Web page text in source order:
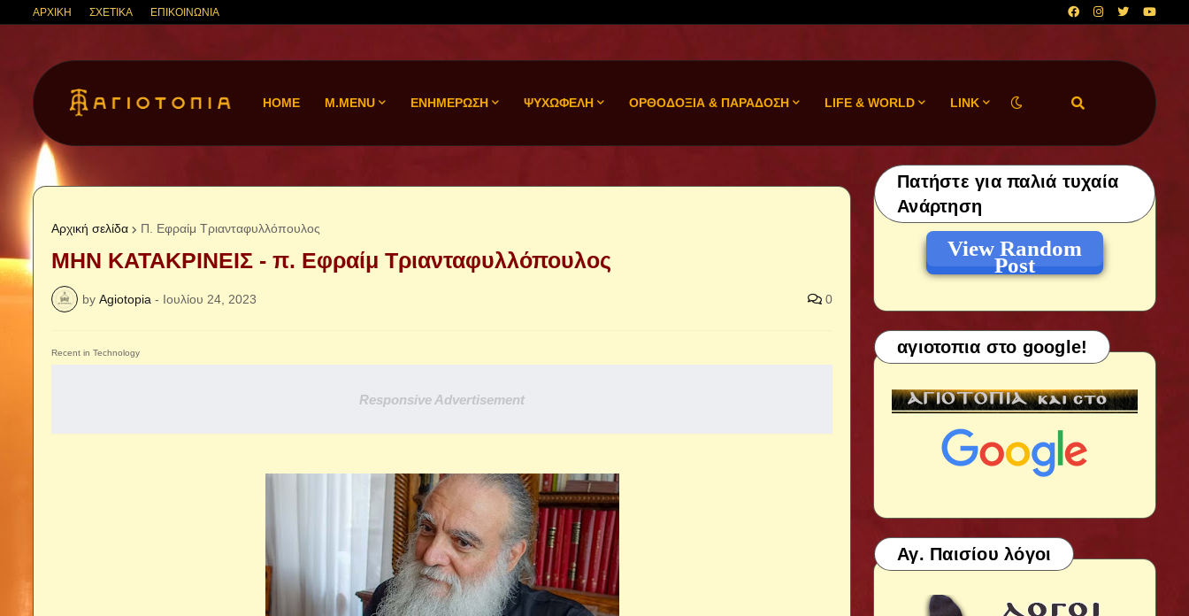
ΑΡΧΙΚΗ ΣΧΕΤΙΚΑ ΕΠΙΚΟΙΝΩΝΙΑ
HOME M.MENU ΕΝΗΜΕΡΩΣΗ ΨΥΧΩΦΕΛΗ ΟΡΘΟΔΟΞΙΑ & ΠΑΡΑΔΟΣΗ LIFE & WORLD LINK
Αρχική σελίδα Π. Εφραίμ Τριανταφυλλόπουλος
ΜΗΝ ΚΑΤΑΚΡΙΝΕΙΣ - π. Εφραίμ Τριανταφυλλόπουλος
by Agiotopia - Ιουλίου 24, 2023 0
Recent in Technology
Responsive Advertisement
Πατήστε για παλιά τυχαία
Ανάρτηση
View Random
Post
αγιοτοπια στο google!
Αγ. Παισίου λόγοι